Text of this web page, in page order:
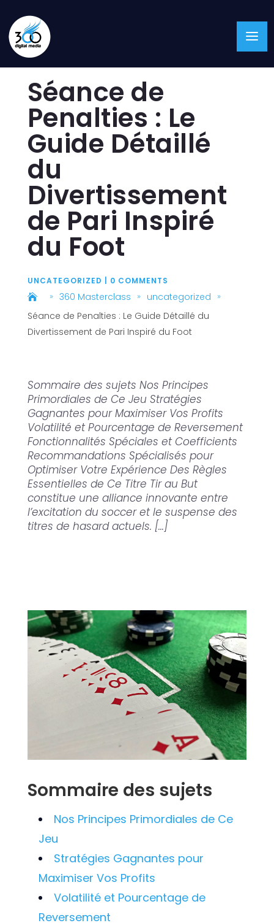
Séance de
Penalties : Le
Guide Détaillé
du
Divertissement
de Pari Inspiré
du Foot
UNCATEGORIZED 0 COMMENTS
9 360 Masterclass 9 uncategorized 9
Séance de Penalties : Le Guide Détaillé du
Divertissement de Pari Inspiré du Foot
Sommaire des sujets Nos Principes
Primordiales de Ce Jeu Stratégies
Gagnantes pour Maximiser Vos Profits
Volatilité et Pourcentage de Reversement
Fonctionnalités Spéciales et Coefficients
Recommandations Spécialisés pour
Optimiser Votre Expérience Des Règles
Essentielles de Ce Titre Tir au But
constitue une alliance innovante entre
l’excitation du soccer et le suspense des
titres de hasard actuels. […]
Sommaire des sujets
Nos Principes Primordiales de Ce
Jeu
Stratégies Gagnantes pour
Maximiser Vos Profits
Volatilité et Pourcentage de
Reversement